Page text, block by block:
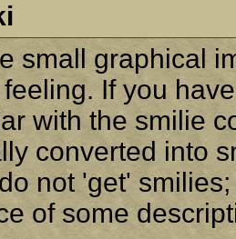
small graphical
If you
with the smilie
converted into
not 'get'
of some